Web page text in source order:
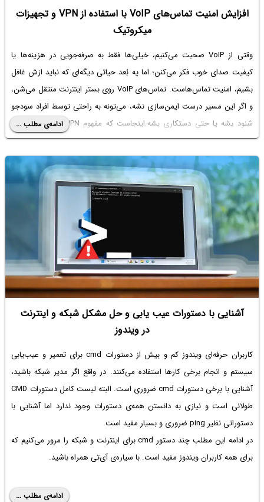
افزایش امنیت تماس‌های VoIP با استفاده از VPN و تجهیزات
میکروتیک
وقتی از VoIP صحبت می‌کنیم، خیلی‌ها فقط به صرفه‌جویی در هزینه‌ها یا
کیفیت صدای خوب فکر می‌کنن؛ اما یه بُعد حیاتی دیگه‌ای که نباید ازش غافل
بشیم، امنیت تماس‌هاست. تماس‌های VoIP روی بستر اینترنت منتقل می‌شن،
و اگر این مسیر درست ایمن‌سازی نشه، می‌تونه به راحتی توسط افراد سودجو
شنود بشه یا حتی دستکاری بشه.اینجاست که مفهوم VPN (شبکه خصوصی
مجازی) و توانایی‌های فوق‌العاده میکروتیک به کمک‌مون میاد. تو این مقاله
می‌خوایم مفصل درباره این حرف بزنیم که چطور با ترکیب VoIP، VPN و
میکروتیک، تماس‌هایی امن، پایدار و حرفه‌ای داشته باشیم. در ادامه در خصوص
شیوه یادگیری و آموزش Voip با استفاده از ابزار الستیکس و ایزابل هم
توضیحاتی ارائه می کنیم.
ادامه‌ی مطلب ...
آشنایی با دستورات عیب یابی و حل مشکل شبکه و اینترنت
در ویندوز
کاربران حرفه‌ای ویندوز کم و بیش از دستورات cmd برای تعمیر و عیب‌یابی
سیستم و انجام برخی کارها استفاده می‌کنند. در واقع اگر مدیر شبکه باشید،
آشنایی با برخی دستورات cmd ضروری است. البته
لیست کامل دستورات CMD
طولانی است و نیازی به دانستن همه‌ی دستورات وجود ندارد اما آشنایی با
دستوراتی نظیر ping ضروری و بسیار مفید است.
در ادامه این مطلب چند دستور cmd برای اینترنت
و شبکه را مرور می‌کنیم که
برای همه کاربران ویندوز مفید است. با سیاره‌ی آی‌تی همراه باشید.
ادامه‌ی مطلب ...